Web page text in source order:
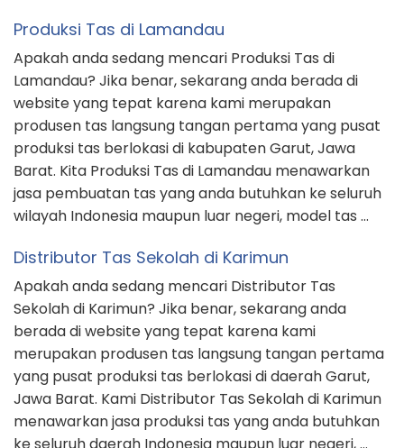
Produksi Tas di Lamandau
Apakah anda sedang mencari Produksi Tas di
Lamandau? Jika benar, sekarang anda berada di
website yang tepat karena kami merupakan
produsen tas langsung tangan pertama yang pusat
produksi tas berlokasi di kabupaten Garut, Jawa
Barat. Kita Produksi Tas di Lamandau menawarkan
jasa pembuatan tas yang anda butuhkan ke seluruh
wilayah Indonesia maupun luar negeri, model tas …
Distributor Tas Sekolah di Karimun
Apakah anda sedang mencari Distributor Tas
Sekolah di Karimun? Jika benar, sekarang anda
berada di website yang tepat karena kami
merupakan produsen tas langsung tangan pertama
yang pusat produksi tas berlokasi di daerah Garut,
Jawa Barat. Kami Distributor Tas Sekolah di Karimun
menawarkan jasa produksi tas yang anda butuhkan